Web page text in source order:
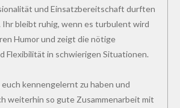
e
e
n
e
n
und Einsatzbereitschaft durften
bleibt ruhig, wenn es turbulent wird
Humor und zeigt die nötige
Flexibilität in schwierigen Situationen.
kennengelernt zu haben und
weiterhin so gute Zusammenarbeit mit